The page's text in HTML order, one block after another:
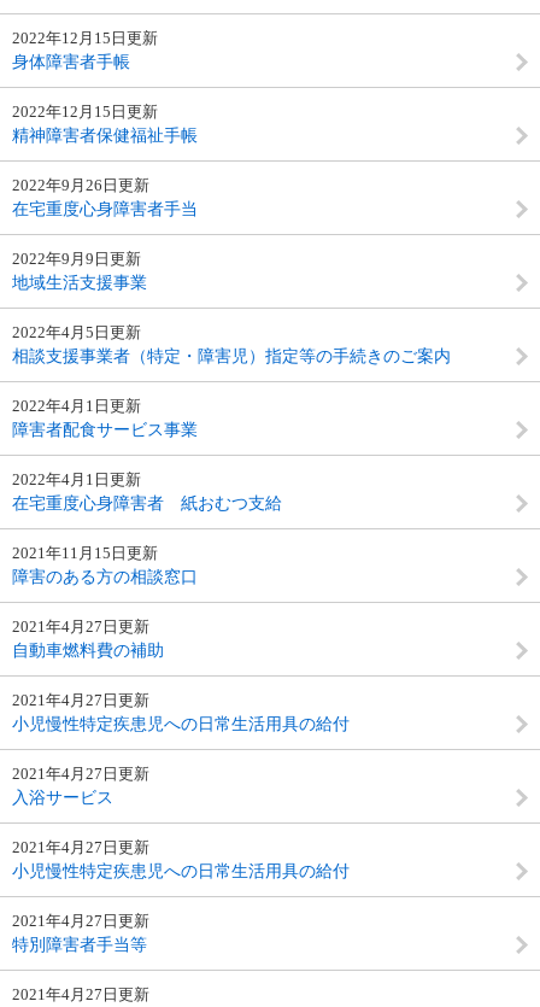
2022年12月15日更新
身体障害者手帳
2022年12月15日更新
精神障害者保健福祉手帳
2022年9月26日更新
在宅重度心身障害者手当
2022年9月9日更新
地域生活支援事業
2022年4月5日更新
相談支援事業者（特定・障害児）指定等の手続きのご案内
2022年4月1日更新
障害者配食サービス事業
2022年4月1日更新
在宅重度心身障害者 紙おむつ支給
2021年11月15日更新
障害のある方の相談窓口
2021年4月27日更新
自動車燃料費の補助
2021年4月27日更新
小児慢性特定疾患児への日常生活用具の給付
2021年4月27日更新
入浴サービス
2021年4月27日更新
小児慢性特定疾患児への日常生活用具の給付
2021年4月27日更新
特別障害者手当等
2021年4月27日更新